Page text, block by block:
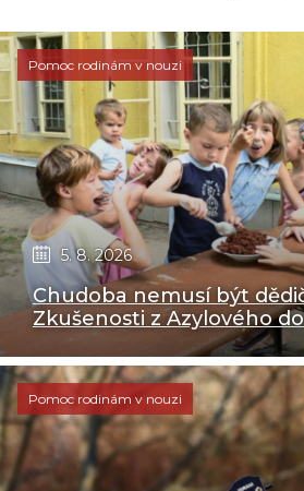
Pomoc rodinám v nouzi
5. 8. 2026
Chudoba nemusí být
Zkušenosti z Azylového
Pomoc rodinám v nouzi